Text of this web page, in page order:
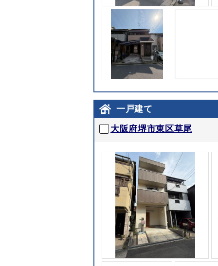
一戸建て
大阪府堺市東区草尾